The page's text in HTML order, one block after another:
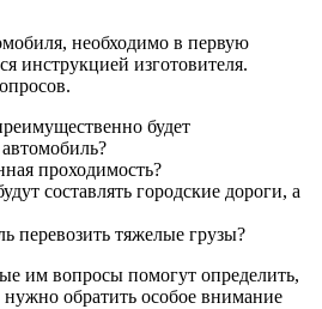
необходимо в первую
инструкцией изготовителя.
будет
проходимость?
составлять городские дороги, а
перевозить тяжелые грузы?
им вопросы помогут определить,
обратить особое внимание